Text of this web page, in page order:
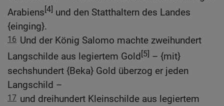
Arabiens[4] und den Statthaltern des Landes
{einging}.
16 Und der König Salomo machte zweihundert
Langschilde aus legiertem Gold[5] – {mit}
sechshundert {Beka} Gold überzog er jeden
Langschild –
17 und dreihundert Kleinschilde aus legiertem